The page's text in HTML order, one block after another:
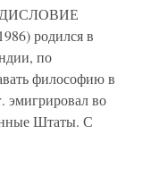
родился в
по
философию в
эмигрировал во
Штаты. С